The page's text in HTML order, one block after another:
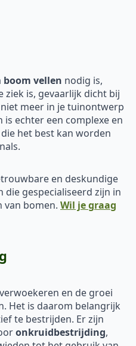
boom vellen nodig is,
ziek is, gevaarlijk dicht bij
meer in je tuinontwerp
is echter een complexe en
het best kan worden
en deskundige
die gespecialiseerd zijn in
van bomen. Wil je graag
en de groei
Het is daarom belangrijk
te bestrijden. Er zijn
onkruidbestrijding,